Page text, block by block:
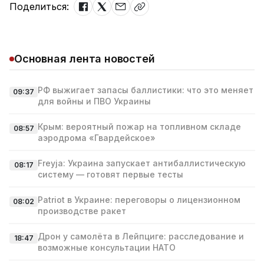
Поделиться:
Основная лента новостей
09:37 РФ выжигает запасы баллистики: что это меняет
для войны и ПВО Украины
08:57 Крым: вероятный пожар на топливном складе
аэродрома «Гвардейское»
08:17 Freyja: Украина запускает антибаллистическую
систему — готовят первые тесты
08:02 Patriot в Украине: переговоры о лицензионном
производстве ракет
18:47 Дрон у самолёта в Лейпциге: расследование и
возможные консультации НАТО